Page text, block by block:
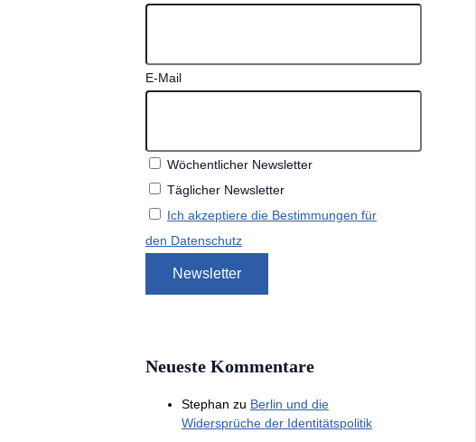
E-Mail
Wöchentlicher Newsletter
Täglicher Newsletter
Ich akzeptiere die Bestimmungen für
den Datenschutz
Neueste Kommentare
Stephan zu Berlin und die
Widersprüche der Identitätspolitik